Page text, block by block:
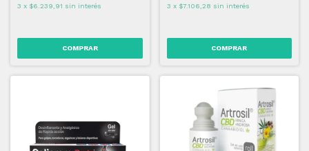
3 x $6.239,91 sin interés 3 x $7.106,28 sin interés